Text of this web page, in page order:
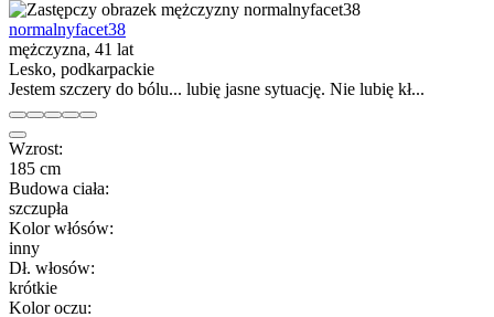
normalnyfacet38
mężczyzna, 41 lat
Lesko, podkarpackie
Jestem szczery do bólu... lubię jasne sytuację. Nie lubię kł...
Wzrost:
185 cm
Budowa ciała:
szczupła
Kolor włósów:
inny
Dł. włosów:
krótkie
Kolor oczu: